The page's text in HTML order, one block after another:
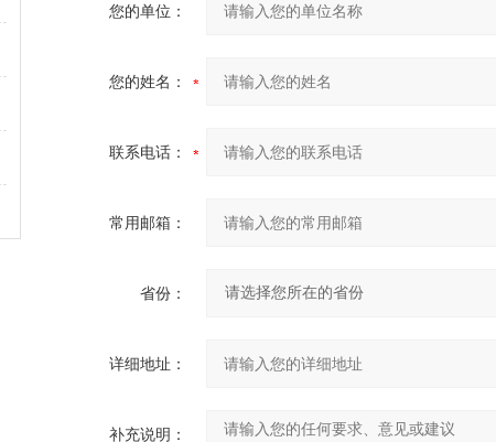
您的单位：
您的姓名：
联系电话：
常用邮箱：
省份：
详细地址：
补充说明：